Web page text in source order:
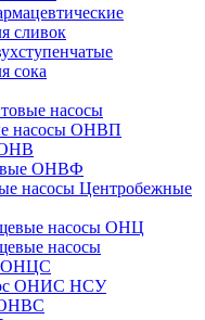
сливок
сока
насосы
насосы ОНВП
ОНВ
ОНВФ
Центробежные
насосы ОНЦ
насосы
ОНЦС
ОНИС НСУ
ОНВС